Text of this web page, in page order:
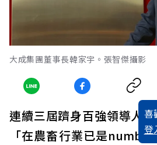
大成集團董事長韓家宇。張智傑攝影
喜
登
連續三屆躋身百強領導人
「在農畜行業已是